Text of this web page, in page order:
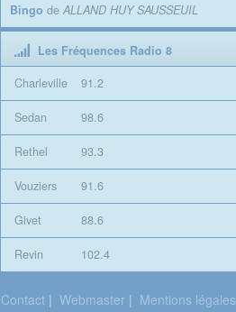
Bingo de ALLAND HUY SAUSSEUIL
Les Fréquences Radio 8
Charleville
91.2
Sedan 98.6
Rethel 93.3
Vouziers 91.6
Givet 88.6
Revin 102.4
Contact| Webmaster| Mentions légales